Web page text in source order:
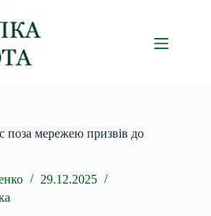
поза мережею призвів до
29.12.2025